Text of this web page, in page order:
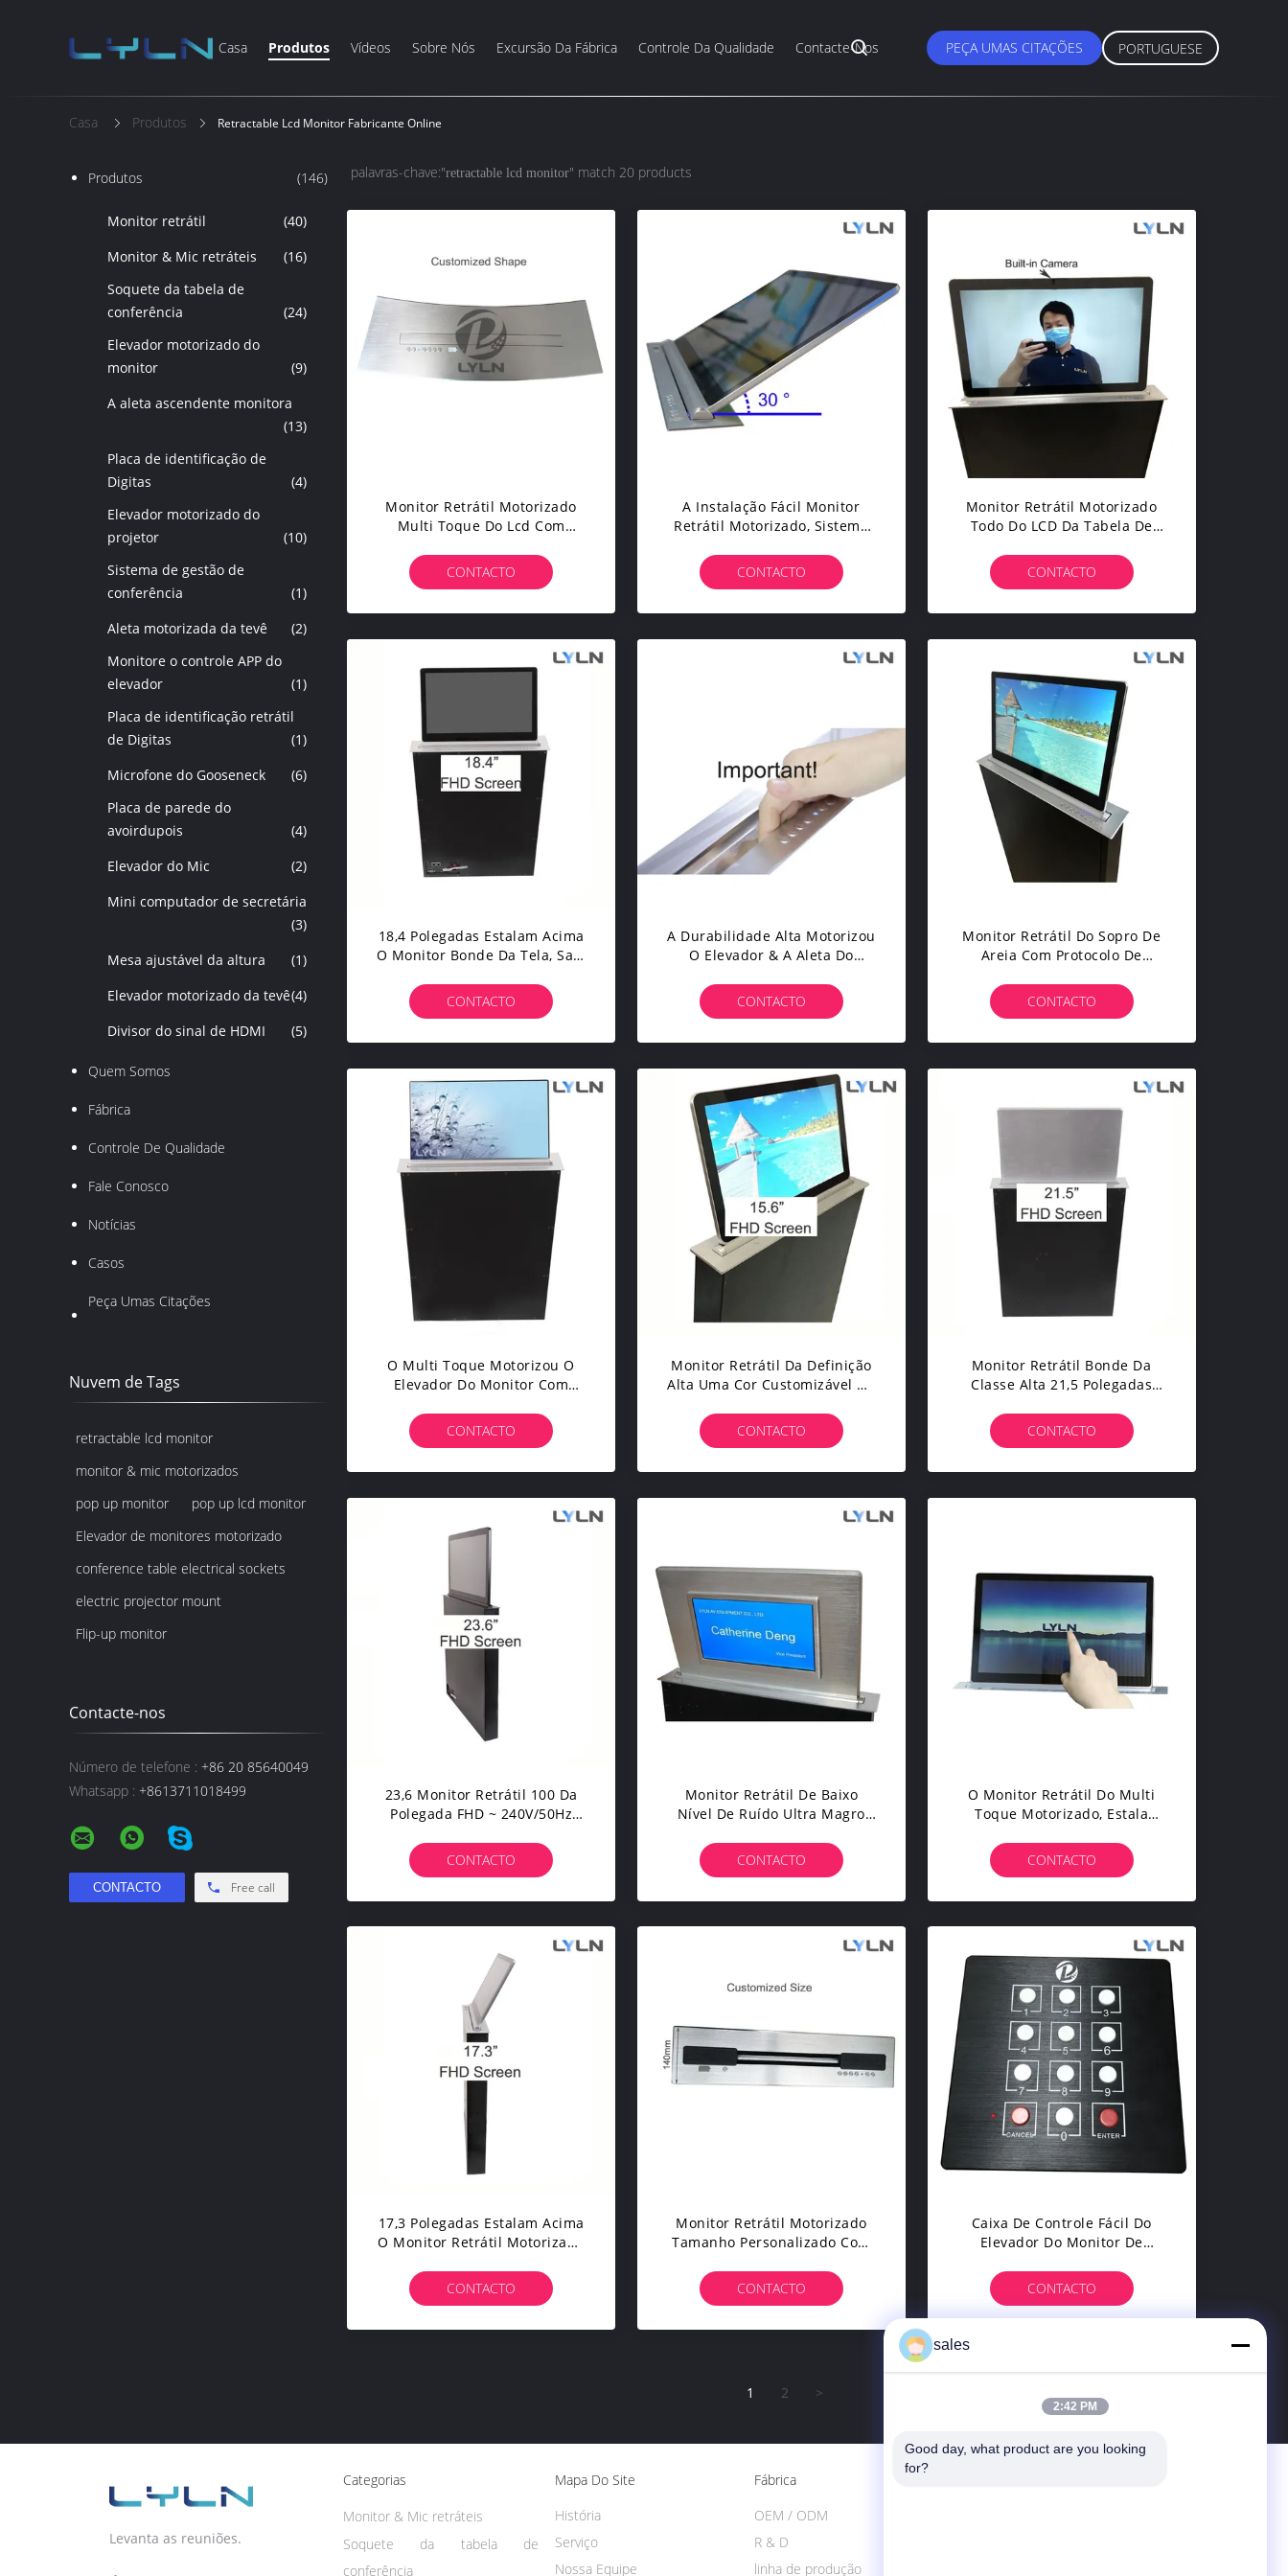
Casa Produtos Vídeos Sobre Nós Excursão Da Fábrica Controle Da Qualidade Contacte-Nos PEÇA UMAS CITAÇÕES PORTUGUESE
Casa Produtos Retractable Lcd Monitor Fabricante Online
Produtos (146)
Monitor retrátil
(40)
Monitor & Mic retráteis
(16)
Soquete da tabela de
conferência
(24)
Elevador motorizado do
monitor
(9)
A aleta ascendente monitora
(13)
Placa de identificação de
Digitas
(4)
Elevador motorizado do
projetor
(10)
Sistema de gestão de
conferência
(1)
Aleta motorizada da tevê
(2)
Monitore o controle APP do
elevador
(1)
Placa de identificação retrátil
de Digitas
(1)
Microfone do Gooseneck
(6)
Placa de parede do
avoirdupois
(4)
Elevador do Mic
(2)
Mini computador de secretária
(3)
Mesa ajustável da altura
(1)
Elevador motorizado da tevê(4)
Divisor do sinal de HDMI
(5)
Quem Somos
Fábrica
Controle De Qualidade
Fale Conosco
Notícias
Casos
Peça Umas Citações
Nuvem de Tags
retractable lcd monitor
monitor & mic motorizados
pop up monitor
pop up lcd monitor
Elevador de monitores motorizado
conference table electrical sockets
electric projector mount
Flip-up monitor
Contacte-nos
Número de telefone : +86 20 85640049
Whatsapp : +8613711018499
Free call
palavras-chave:"retractable lcd monitor" match 20 products
Monitor Retrátil Motorizado
Multi Toque Do Lcd Com
Painel Superior
CONTACTO
A Instalação Fácil Monitor
Retrátil Motorizado, Sistema
Lcd
CONTACTO
Monitor Retrátil Motorizado
Todo Do LCD Da Tabela De
Certificado Do CE Do Sistema
CONTACTO
18,4 Polegadas Estalam Acima
O Monitor Bonde Da Tela, Sala
Acima O Monitor Do Lcd
CONTACTO
A Durabilidade Alta Motorizou
O Elevador & A Aleta Do
Proteção Da Pitada
CONTACTO
Monitor Retrátil Do Sopro De
Areia Com Protocolo De
CONTACTO
O Multi Toque Motorizou O
Elevador Do Monitor Com
FHD
CONTACTO
Monitor Retrátil Da Definição
Alta Uma Cor Customizável De
Quieto
CONTACTO
Monitor Retrátil Bonde Da
Classe Alta 21,5 Polegadas
Magro
CONTACTO
23,6 Monitor Retrátil 100 Da
Polegada FHD ~ 240V/50Hz
CONTACTO
Monitor Retrátil De Baixo
Nível De Ruído Ultra Magro
De 10,1 Digitas Da Polegada
CONTACTO
O Monitor Retrátil Do Multi
Toque Motorizado, Estala
De 1.8mm
CONTACTO
17,3 Polegadas Estalam Acima
O Monitor Retrátil Motorizado
Videoconferência
CONTACTO
Monitor Retrátil Motorizado
Tamanho Personalizado Com
Escovado
CONTACTO
Caixa De Controle Fácil Do
Elevador Do Monitor De
Elevador Do Monitor De Lyln
CONTACTO
1 2 >
Levanta as reuniões.
Categorias
Monitor & Mic retráteis
Soquete da tabela de
conferência
Mapa Do Site
História
Serviço
Nossa Equipe
Fábrica
linha de produção
OEM / ODM
R & D
sales
2:42 PM
Good day, what product are you looking
for?